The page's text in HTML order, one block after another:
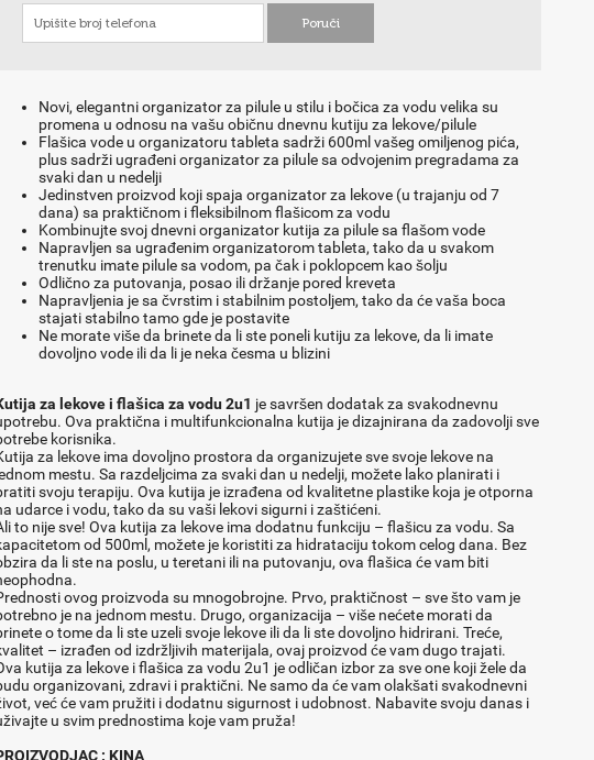
Novi, elegantni organizator za pilule u stilu i bočica za vodu velika su
promena u odnosu na vašu običnu dnevnu kutiju za lekove/pilule
Flašica vode u organizatoru tableta sadrži 600ml vašeg omiljenog pića,
plus sadrži ugrađeni organizator za pilule sa odvojenim pregradama za
svaki dan u nedelji
Jedinstven proizvod koji spaja organizator za lekove (u trajanju od 7
dana) sa praktičnom i fleksibilnom flašicom za vodu
Kombinujte svoj dnevni organizator kutija za pilule sa flašom vode
Napravljen sa ugrađenim organizatorom tableta, tako da u svakom
trenutku imate pilule sa vodom, pa čak i poklopcem kao šolju
Odlično za putovanja, posao ili držanje pored kreveta
Napravljenia je sa čvrstim i stabilnim postoljem, tako da će vaša boca
stajati stabilno tamo gde je postavite
Ne morate više da brinete da li ste poneli kutiju za lekove, da li imate
dovoljno vode ili da li je neka česma u blizini
za lekove i flašica za vodu 2u1 je savršen dodatak za svakodnevnu
Ova praktična i multifunkcionalna kutija je dizajnirana da zadovolji sve
korisnika.
za lekove ima dovoljno prostora da organizujete sve svoje lekove na
mestu. Sa razdeljcima za svaki dan u nedelji, možete lako planirati i
svoju terapiju. Ova kutija je izrađena od kvalitetne plastike koja je otporna
udarce i vodu, tako da su vaši lekovi sigurni i zaštićeni.
to nije sve! Ova kutija za lekove ima dodatnu funkciju – flašicu za vodu. Sa
od 500ml, možete je koristiti za hidrataciju tokom celog dana. Bez
da li ste na poslu, u teretani ili na putovanju, ova flašica će vam biti
ovog proizvoda su mnogobrojne. Prvo, praktičnost – sve što vam je
je na jednom mestu. Drugo, organizacija – više nećete morati da
o tome da li ste uzeli svoje lekove ili da li ste dovoljno hidrirani. Treće,
– izrađen od izdržljivih materijala, ovaj proizvod će vam dugo trajati.
kutija za lekove i flašica za vodu 2u1 je odličan izbor za sve one koji žele da
organizovani, zdravi i praktični. Ne samo da će vam olakšati svakodnevni
već će vam pružiti i dodatnu sigurnost i udobnost. Nabavite svoju danas i
u svim prednostima koje vam pruža!
: KINA